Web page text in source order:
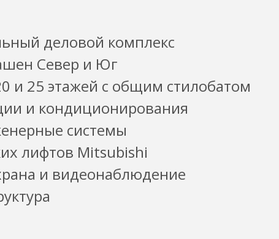
деловой комплекс
Север и Юг
и 25 этажей с общим стилобатом
и кондиционирования
системы
лифтов Mitsubishi
и видеонаблюдение